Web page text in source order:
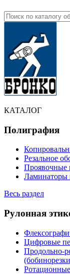
КАТАЛОГ
Полиграфия
Резальное
Проявочные
Ламинаторы
Весь раздел
Рулонная
Цифровые
Продольно-